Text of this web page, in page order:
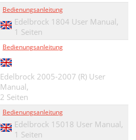
Bedienungsanleitung
Edelbrock 1804 User Manual,
1 Seiten
Bedienungsanleitung
Edelbrock 2005-2007 (R) User
Manual,
2 Seiten
Bedienungsanleitung
Edelbrock 15018 User Manual,
1 Seiten